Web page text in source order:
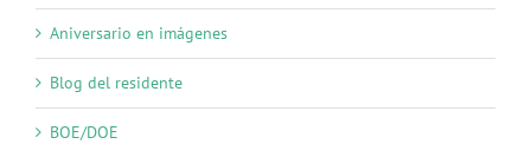
Aniversario en imágenes
Blog del residente
BOE/DOE